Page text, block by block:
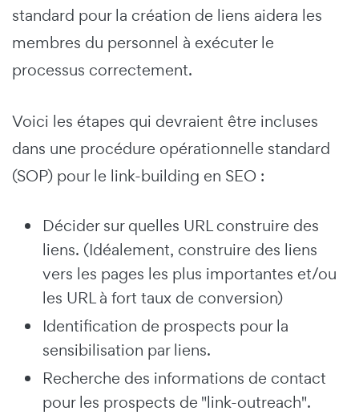
standard pour la création de liens aidera les
membres du personnel à exécuter le
processus correctement.
Voici les étapes qui devraient être incluses
dans une procédure opérationnelle standard
(SOP) pour le link-building en SEO :
Décider sur quelles URL construire des
liens. (Idéalement, construire des liens
vers les pages les plus importantes et/ou
les URL à fort taux de conversion)
Identification de prospects pour la
sensibilisation par liens.
Recherche des informations de contact
pour les prospects de "link-outreach".